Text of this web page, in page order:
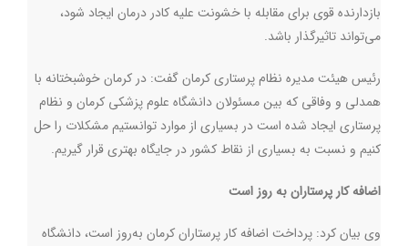
بازدارنده قوی برای مقابله با خشونت علیه کادر درمان ایجاد شود،
می‌تواند تاثیرگذار باشد.
رئیس هیئت مدیره نظام پرستاری کرمان گفت: در کرمان خوشبختانه با
همدلی و وفاقی که بین مسئولان دانشگاه علوم پزشکی کرمان و نظام
پرستاری ایجاد شده است در بسیاری از موارد توانستیم مشکلات را حل
کنیم و نسبت به بسیاری از نقاط کشور در جایگاه بهتری قرار گیریم.
اضافه کار پرستاران به روز است
وی بیان کرد: پرداخت اضافه کار پرستاران کرمان به‌روز است، دانشگاه